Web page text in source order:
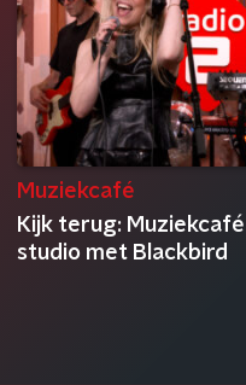
Muziekcafé
Kijk terug:
studio met Blackbird